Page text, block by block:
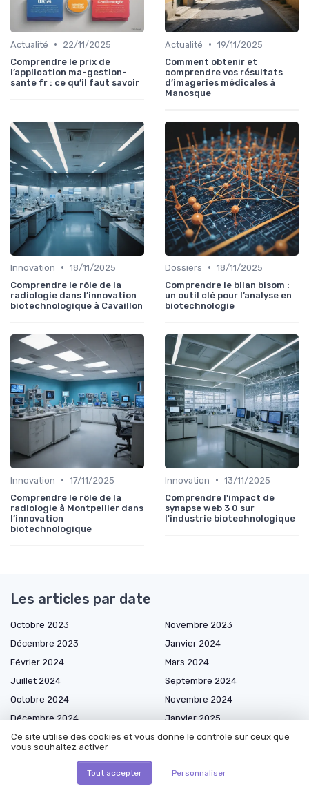
Actualité •
22/11/2025
Comprendre le prix de
l’application ma-gestion-
sante fr : ce qu’il faut savoir
Actualité • 19/11/2025
Comment obtenir et
comprendre vos résultats
d’imageries médicales à
Manosque
Innovation • 18/11/2025
Comprendre le rôle de la
radiologie dans l’innovation
biotechnologique à Cavaillon
Dossiers • 18/11/2025
Comprendre le bilan bisom :
un outil clé pour l’analyse en
biotechnologie
Innovation • 17/11/2025
Comprendre le rôle de la
radiologie à Montpellier dans
l’innovation
biotechnologique
Innovation • 13/11/2025
Comprendre l'impact de
synapse web 3 0 sur
l'industrie biotechnologique
Les articles par date
Octobre 2023
Novembre 2023
Décembre 2023
Janvier 2024
Février 2024
Mars 2024
Juillet 2024
Septembre 2024
Octobre 2024
Novembre 2024
Décembre 2024
Janvier 2025
Février 2025
Mars 2025
Juillet 2025
Ce site utilise des cookies et vous donne le contrôle sur ceux que
vous souhaitez activer
Tout accepter Personnaliser